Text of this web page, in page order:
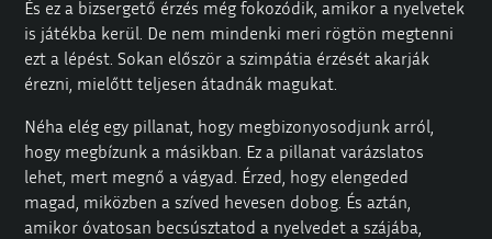
És ez a bizsergető érzés még fokozódik, amikor a nyelvetek
is játékba kerül. De nem mindenki meri rögtön megtenni
ezt a lépést. Sokan először a szimpátia érzését akarják
érezni, mielőtt teljesen átadnák magukat.
Néha elég egy pillanat, hogy megbizonyosodjunk arról,
hogy megbízunk a másikban. Ez a pillanat varázslatos
lehet, mert megnő a vágyad. Érzed, hogy elengeded
magad, miközben a szíved hevesen dobog. És aztán,
amikor óvatosan becsúsztatod a nyelvedet a szájába,